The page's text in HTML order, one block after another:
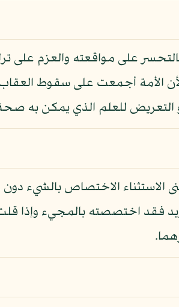
على مواقعته والعزم على
لأن الأمة أجمعت على سقوط
للعلم الذي يمكن به صحة
الاختصاص بالشيء دون
فقد اختصصته بالمجيء وإذا قلت